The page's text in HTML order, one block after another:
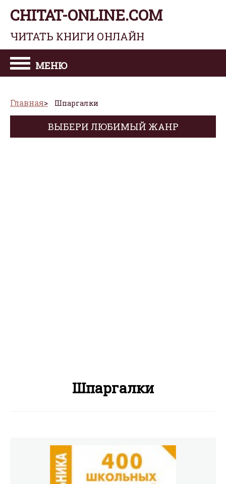
CHITAT-ONLINE.COM
ЧИТАТЬ КНИГИ ОНЛАЙН
МЕНЮ
Главная Шпаргалки
ВЫБЕРИ ЛЮБИМЫЙ ЖАНР
Шпаргалки